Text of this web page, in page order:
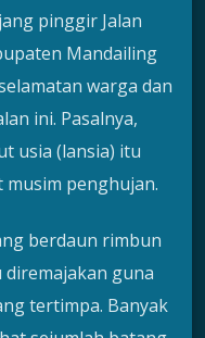
pinggir Jalan
Mandailing
warga dan
ini. Pasalnya,
usia (lansia) itu
penghujan.
berdaun rimbun
guna
tertimpa. Banyak